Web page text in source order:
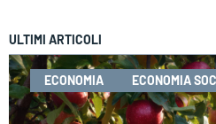
ULTIMI ARTICOLI
ECONOMIA ECONOMIA